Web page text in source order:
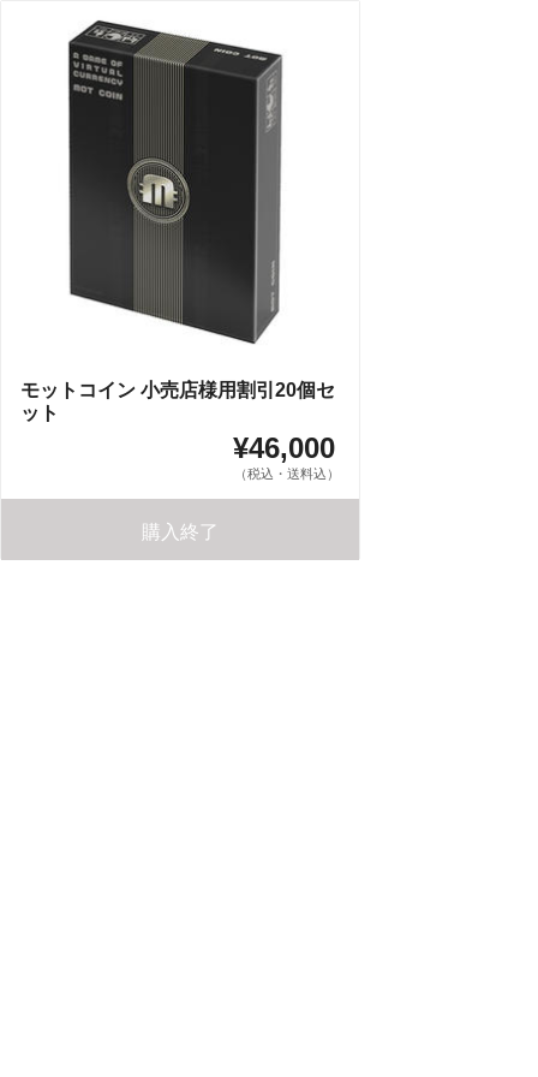
モットコイン 小売店様用割引20個セ
ット
¥46,000
（税込・送料込）
購入終了